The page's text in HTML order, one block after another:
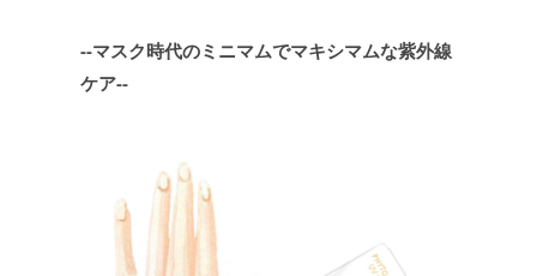
--マスク時代のミニマムでマキシマムな紫外線
ケア--